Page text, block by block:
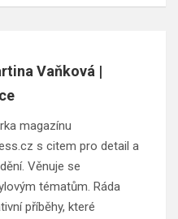
Vaňková |
magazínu
s citem pro detail a
Věnuje se
tématům. Ráda
příběhy, které